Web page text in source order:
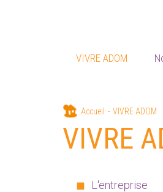
VIVRE ADOM
Accueil VIVRE ADOM
VIVRE
L'entreprise